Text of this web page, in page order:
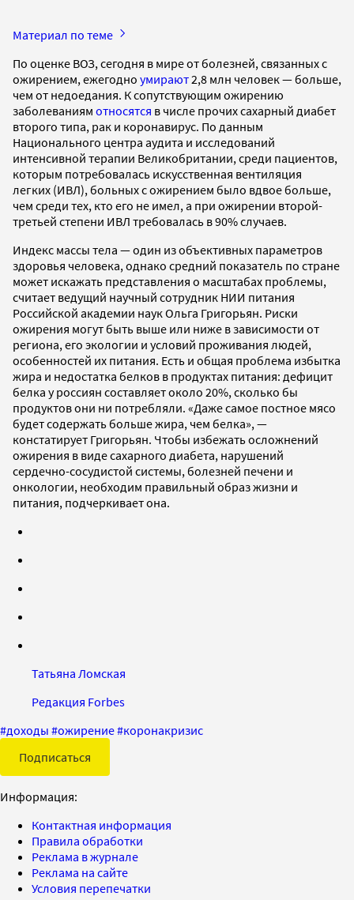
Материал по теме
По оценке ВОЗ, сегодня в мире от болезней, связанных с
ожирением, ежегодно умирают2,8 млн человек — больше,
чем от недоедания. К сопутствующим ожирению
заболеваниям относятся в числе прочих сахарный диабет
второго типа, рак и коронавирус. По данным
Национального центра аудита и исследований
интенсивной терапии Великобритании, среди пациентов,
которым потребовалась искусственная вентиляция
легких (ИВЛ), больных с ожирением было вдвое больше,
чем среди тех, кто его не имел, а при ожирении второй-
третьей степени ИВЛ требовалась в 90% случаев.
Индекс массы тела — один из объективных параметров
здоровья человека, однако средний показатель по стране
может искажать представления о масштабах проблемы,
считает ведущий научный сотрудник НИИ питания
Российской академии наук Ольга Григорьян. Риски
ожирения могут быть выше или ниже в зависимости от
региона, его экологии и условий проживания людей,
особенностей их питания. Есть и общая проблема избытка
жира и недостатка белков в продуктах питания: дефицит
белка у россиян составляет около 20%, сколько бы
продуктов они ни потребляли. «Даже самое постное мясо
будет содержать больше жира, чем белка», —
констатирует Григорьян. Чтобы избежать осложнений
ожирения в виде сахарного диабета, нарушений
сердечно-сосудистой системы, болезней печени и
онкологии, необходим правильный образ жизни и
питания, подчеркивает она.
Татьяна Ломская
Редакция Forbes
#доходы #ожирение#коронакризис
Подписаться
Информация:
Контактная информация
Правила обработки
Реклама в журнале
Реклама на сайте
Условия перепечатки